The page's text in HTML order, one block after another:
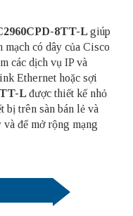
8TT-Lgiúp
mạch có dây của Cisco
các dịch vụ IP và
Ethernet hoặc sợi
Lđược thiết kế nhỏ
bị trên sàn bán lẻ và
và để mở rộng mạng